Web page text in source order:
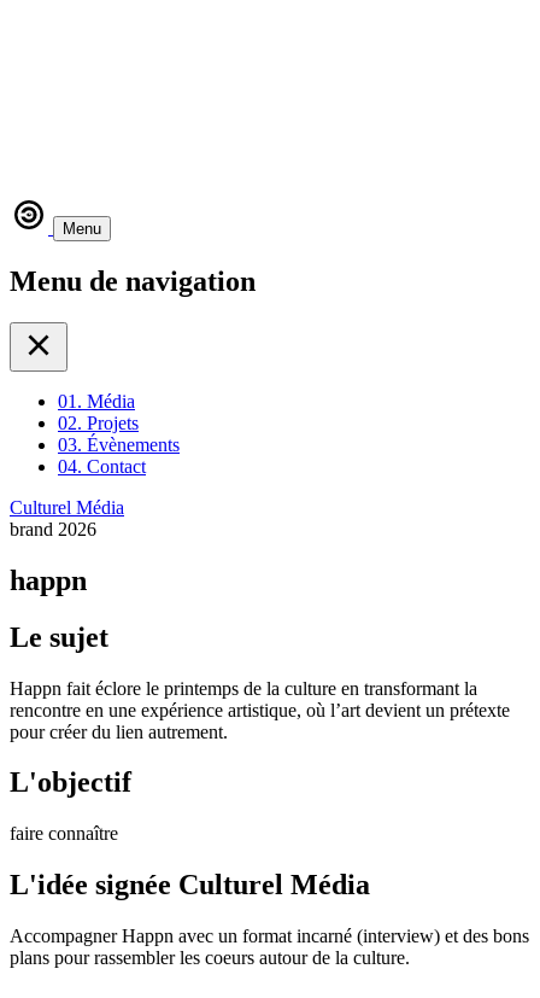
Menu
Menu de navigation
01. Média
02. Projets
03. Évènements
04. Contact
Culturel Média
brand 2026
happn
Le sujet
Happn fait éclore le printemps de la culture en transformant la
rencontre en une expérience artistique, où l’art devient un prétexte
pour créer du lien autrement.
L'objectif
faire connaître
L'idée signée Culturel Média
Accompagner Happn avec un format incarné (interview) et des bons
plans pour rassembler les coeurs autour de la culture.